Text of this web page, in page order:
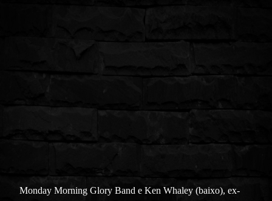
Monday Morning Glory Band e Ken Whaley (baixo), ex-